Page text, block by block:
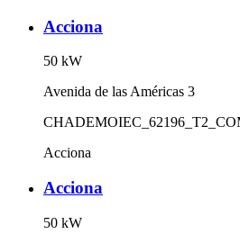
Acciona
50 kW
Avenida de las Américas 3
CHADEMO
Acciona
Acciona
50 kW